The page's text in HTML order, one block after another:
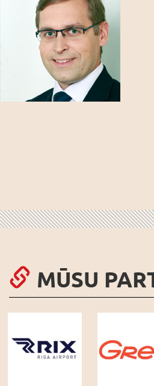
MŪSU